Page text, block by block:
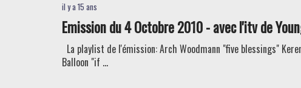
il y a 15 ans
Emission du 4 Octobre 2010 - avec l'itv de
La playlist de l'émission: Arch Woodmann "five blessings"
Balloon "if ...